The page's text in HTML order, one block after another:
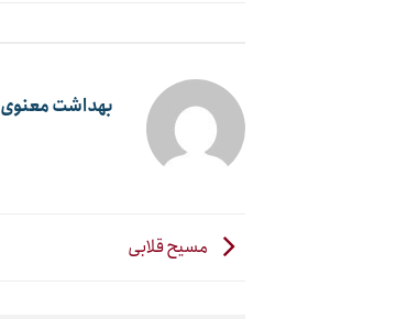
بهداشت معنوی
مسیح قلابی